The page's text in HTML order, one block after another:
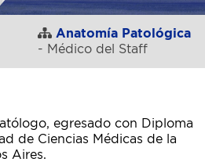
Anatomía Patológica
- Médico del Staff
egresado con Diploma
de Ciencias Médicas de la
Aires.